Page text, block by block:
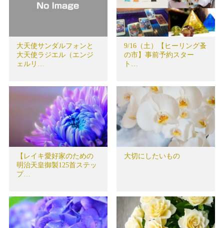
大天使サンダルフォンと
大天使ラジエル（エンジ
ェルリ…
9/16（土）【ヒーリング蚤
の市】事前予約スター
ト…
【レイキ愛好家のための
明治天皇御製125首ステッ
プ…
大切にしたいもの